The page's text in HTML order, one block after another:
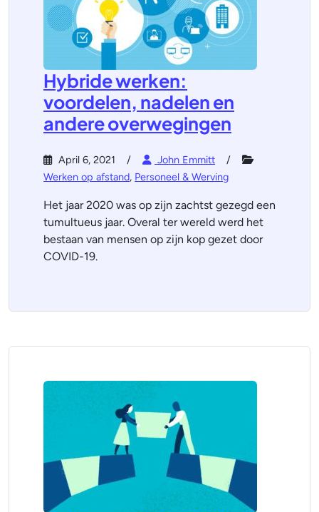
Hybride werken:
voordelen, nadelen en
andere overwegingen
April 6, 2021
John Emmitt
Werken op afstand, Personeel & Werving
Het jaar 2020 was op zijn zachtst gezegd een
tumultueus jaar. Overal ter wereld werd het
bestaan van mensen op zijn kop gezet door
COVID-19.